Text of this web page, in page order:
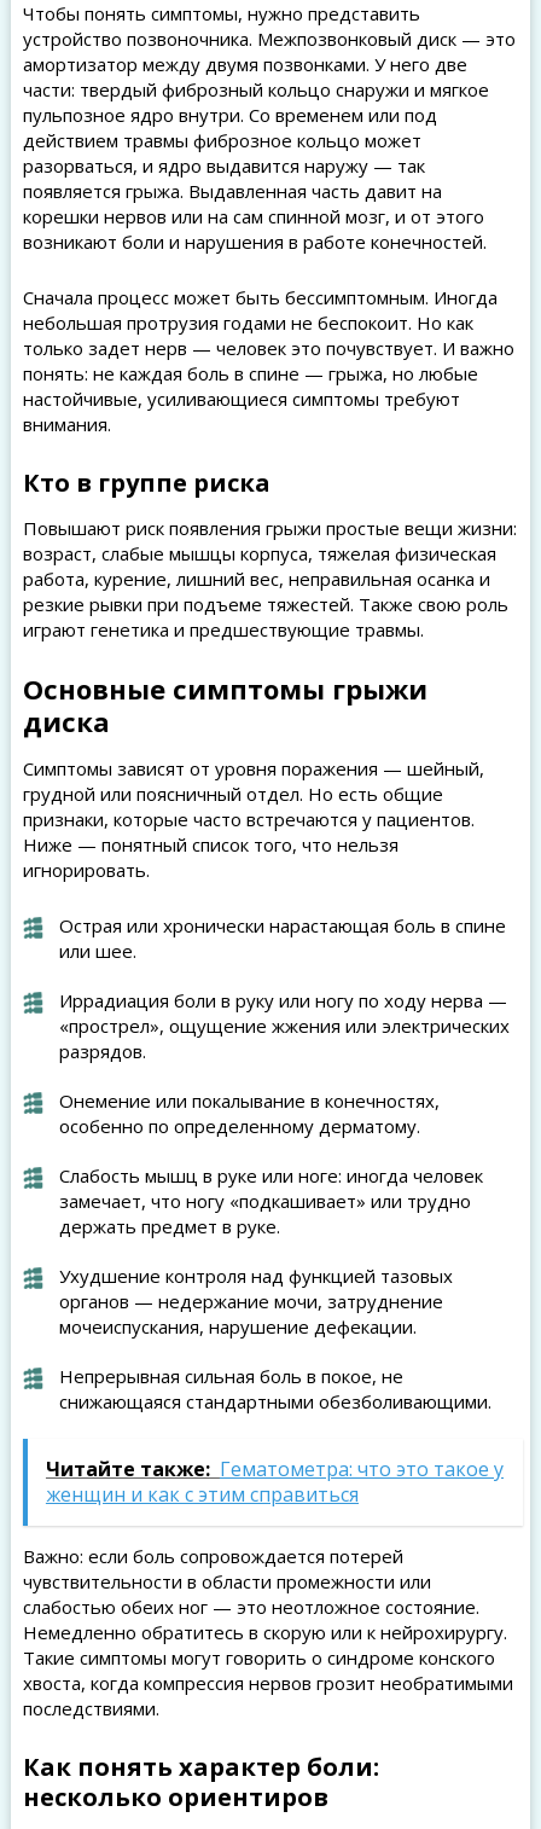
Чтобы понять симптомы, нужно представить
устройство позвоночника. Межпозвонковый диск — это
амортизатор между двумя позвонками. У него две
части: твердый фиброзный кольцо снаружи и мягкое
пульпозное ядро внутри. Со временем или под
действием травмы фиброзное кольцо может
разорваться, и ядро выдавится наружу — так
появляется грыжа. Выдавленная часть давит на
корешки нервов или на сам спинной мозг, и от этого
возникают боли и нарушения в работе конечностей.
Сначала процесс может быть бессимптомным. Иногда
небольшая протрузия годами не беспокоит. Но как
только задет нерв — человек это почувствует. И важно
понять: не каждая боль в спине — грыжа, но любые
настойчивые, усиливающиеся симптомы требуют
внимания.
Кто в группе риска
Повышают риск появления грыжи простые вещи жизни:
возраст, слабые мышцы корпуса, тяжелая физическая
работа, курение, лишний вес, неправильная осанка и
резкие рывки при подъеме тяжестей. Также свою роль
играют генетика и предшествующие травмы.
Основные симптомы грыжи
диска
Симптомы зависят от уровня поражения — шейный,
грудной или поясничный отдел. Но есть общие
признаки, которые часто встречаются у пациентов.
Ниже — понятный список того, что нельзя
игнорировать.
Острая или хронически нарастающая боль в спине
или шее.
Иррадиация боли в руку или ногу по ходу нерва —
«прострел», ощущение жжения или электрических
разрядов.
Онемение или покалывание в конечностях,
особенно по определенному дерматому.
Слабость мышц в руке или ноге: иногда человек
замечает, что ногу «подкашивает» или трудно
держать предмет в руке.
Ухудшение контроля над функцией тазовых
органов — недержание мочи, затруднение
мочеиспускания, нарушение дефекации.
Непрерывная сильная боль в покое, не
снижающаяся стандартными обезболивающими.
Читайте также: Гематометра: что это такое у
женщин и как с этим справиться
Важно: если боль сопровождается потерей
чувствительности в области промежности или
слабостью обеих ног — это неотложное состояние.
Немедленно обратитесь в скорую или к нейрохирургу.
Такие симптомы могут говорить о синдроме конского
хвоста, когда компрессия нервов грозит необратимыми
последствиями.
Как понять характер боли:
несколько ориентиров